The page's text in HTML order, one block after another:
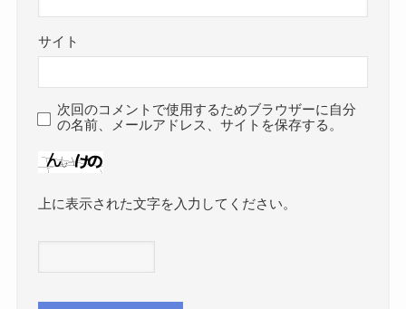
サイト
次回のコメントで使用するためブラウザーに自分
の名前、メールアドレス、サイトを保存する。
上に表示された文字を入力してください。